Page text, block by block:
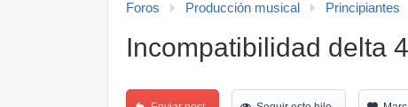
Foros Producción musical Principiantes
Incompatibilidad delta